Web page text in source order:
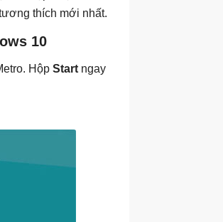
thích mới nhất.
10
Hộp Start ngay